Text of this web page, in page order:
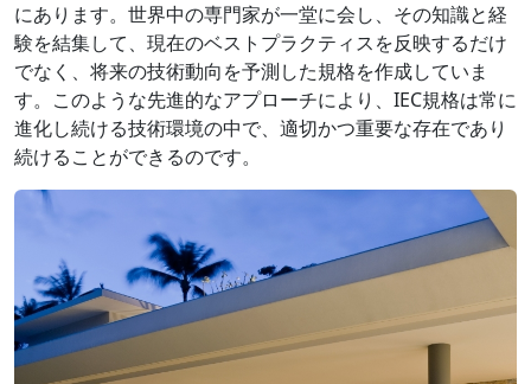
にあります。世界中の専門家が一堂に会し、その知識と経
験を結集して、現在のベストプラクティスを反映するだけ
でなく、将来の技術動向を予測した規格を作成していま
す。このような先進的なアプローチにより、IEC規格は常に
進化し続ける技術環境の中で、適切かつ重要な存在であり
続けることができるのです。